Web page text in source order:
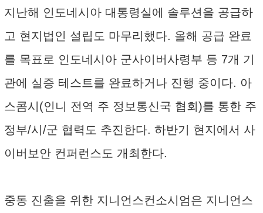
지난해 인도네시아 대통령실에 솔루션을 공급하
고 현지법인 설립도 마무리했다. 올해 공급 완료
를 목표로 인도네시아 군사이버사령부 등 7개 기
관에 실증 테스트를 완료하거나 진행 중이다. 아
스콤시(인니 전역 주 정보통신국 협회)를 통한 주
정부/시/군 협력도 추진한다. 하반기 현지에서 사
이버보안 컨퍼런스도 개최한다.
중동 진출을 위한 지니언스컨소시엄은 지니언스